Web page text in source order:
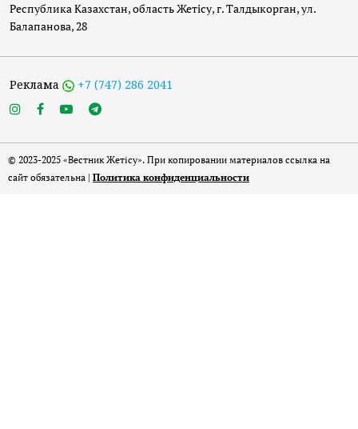
Республика Казахстан, область Жетісу, г. Талдыкорган, ул.
Балапанова, 28
Реклама +7 (747) 286 2041
© 2023-2025 «Вестник Жетісу». При копировании материалов ссылка на
сайт обязательна | Политика конфиденциальности